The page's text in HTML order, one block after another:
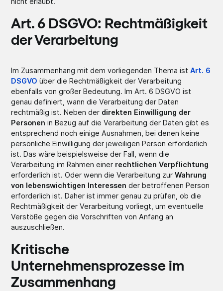
Art. 6 DSGVO: Rechtmäßigkeit
der Verarbeitung
Im Zusammenhang mit dem vorliegenden Thema istArt. 6
DSGVO über die Rechtmäßigkeit der Verarbeitung
ebenfalls von großer Bedeutung. Im Art. 6 DSGVO ist
genau definiert, wann die Verarbeitung der Daten
rechtmäßig ist. Neben der direkten Einwilligung der
Personen in Bezug auf die Verarbeitung der Daten gibt es
entsprechend noch einige Ausnahmen, bei denen keine
persönliche Einwilligung der jeweiligen Person erforderlich
ist. Das wäre beispielsweise der Fall, wenn die
Verarbeitung im Rahmen einer rechtlichen Verpflichtung
erforderlich ist. Oder wenn die Verarbeitung zurWahrung
von lebenswichtigen Interessen der betroffenen Person
erforderlich ist. Daher ist immer genau zu prüfen, ob die
Rechtmäßigkeit der Verarbeitung vorliegt, um eventuelle
Verstöße gegen die Vorschriften von Anfang an
auszuschließen.
Kritische
Unternehmensprozesse im
Zusammenhang